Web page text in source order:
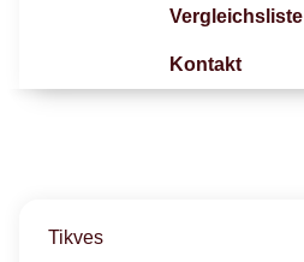
Vergleichsliste
Kontakt
Tikves